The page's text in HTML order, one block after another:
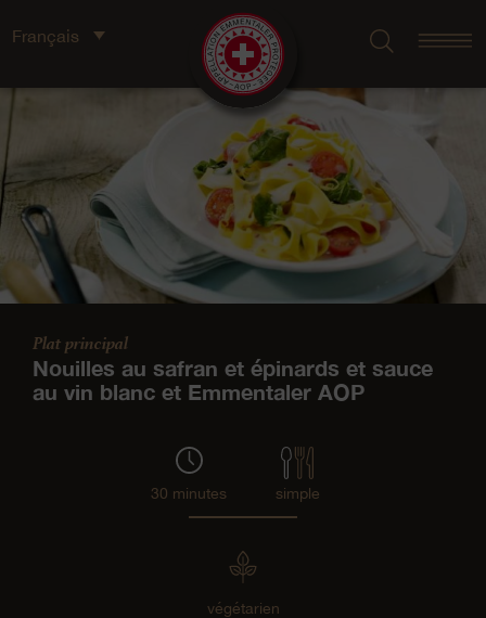
Français
Plat principal
Nouilles au safran et épinards et sauce
au vin blanc et Emmentaler AOP
30 minutes simple
végétarien